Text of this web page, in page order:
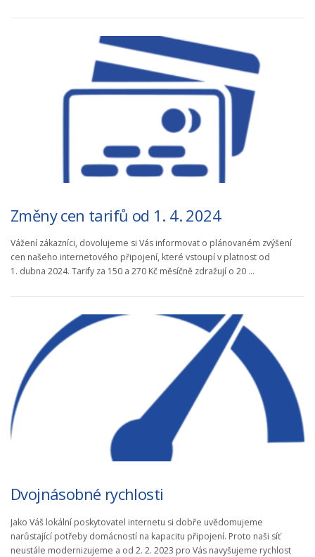
Změny cen tarifů od 1. 4. 2024
Vážení zákazníci, dovolujeme si Vás informovat o plánovaném zvýšení
cen našeho internetového připojení, které vstoupí v platnost od
1. dubna 2024. Tarify za 150 a 270 Kč měsíčně zdražují o 20 …
Dvojnásobné rychlosti
Jako Váš lokální poskytovatel internetu si dobře uvědomujeme
narůstající potřeby domácností na kapacitu připojení. Proto naši síť
neustále modernizujeme a od 2. 2. 2023 pro Vás navyšujeme rychlost